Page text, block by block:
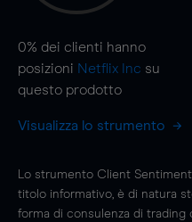
0% dei clienti hanno
posizioni Netflix Inc su
questo prodotto
Visualizza lo strumento
Lo strumento Client
titolo informativo, è di natura
forma di consulenza di trading